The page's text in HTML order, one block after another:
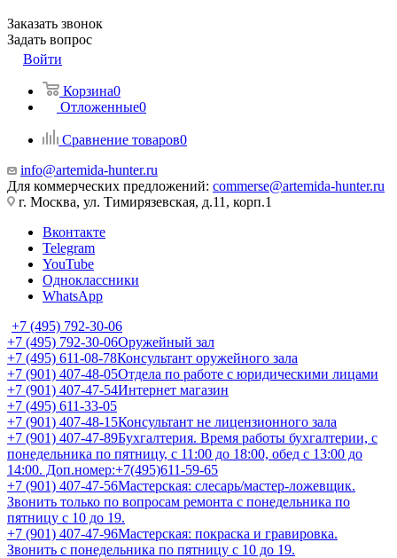
Заказать звонок
Задать вопрос
Войти
Корзина0
Отложенные0
Сравнение товаров0
info@artemida-hunter.ru
Для коммерческих предложений: commerse@artemida-hunter.ru
г. Москва, ул. Тимирязевская, д.11, корп.1
Вконтакте
Telegram
YouTube
Одноклассники
WhatsApp
+7 (495) 792-30-06
+7 (495) 792-30-06Оружейный зал
+7 (495) 611-08-78Консультант оружейного зала
+7 (901) 407-48-05Отдела по работе с юридическими лицами
+7 (901) 407-47-54Интернет магазин
+7 (495) 611-33-05
+7 (901) 407-48-15Консультант не лицензионного зала
+7 (901) 407-47-89Бухгалтерия. Время работы бухгалтерии, с
понедельника по пятницу, с 11:00 до 18:00, обед с 13:00 до
14:00. Доп.номер:+7(495)611-59-65
+7 (901) 407-47-56Мастерская: слесарь/мастер-ложевщик.
Звонить только по вопросам ремонта с понедельника по
пятницу с 10 до 19.
+7 (901) 407-47-96Мастерская: покраска и гравировка.
Звонить с понедельника по пятницу с 10 до 19.